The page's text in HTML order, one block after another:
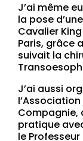
J’ai même
la pose
Cavalier
Paris, grâce
suivait la
J’ai aussi
Compagnie,
pratique
le